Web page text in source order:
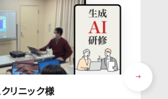
リニック様